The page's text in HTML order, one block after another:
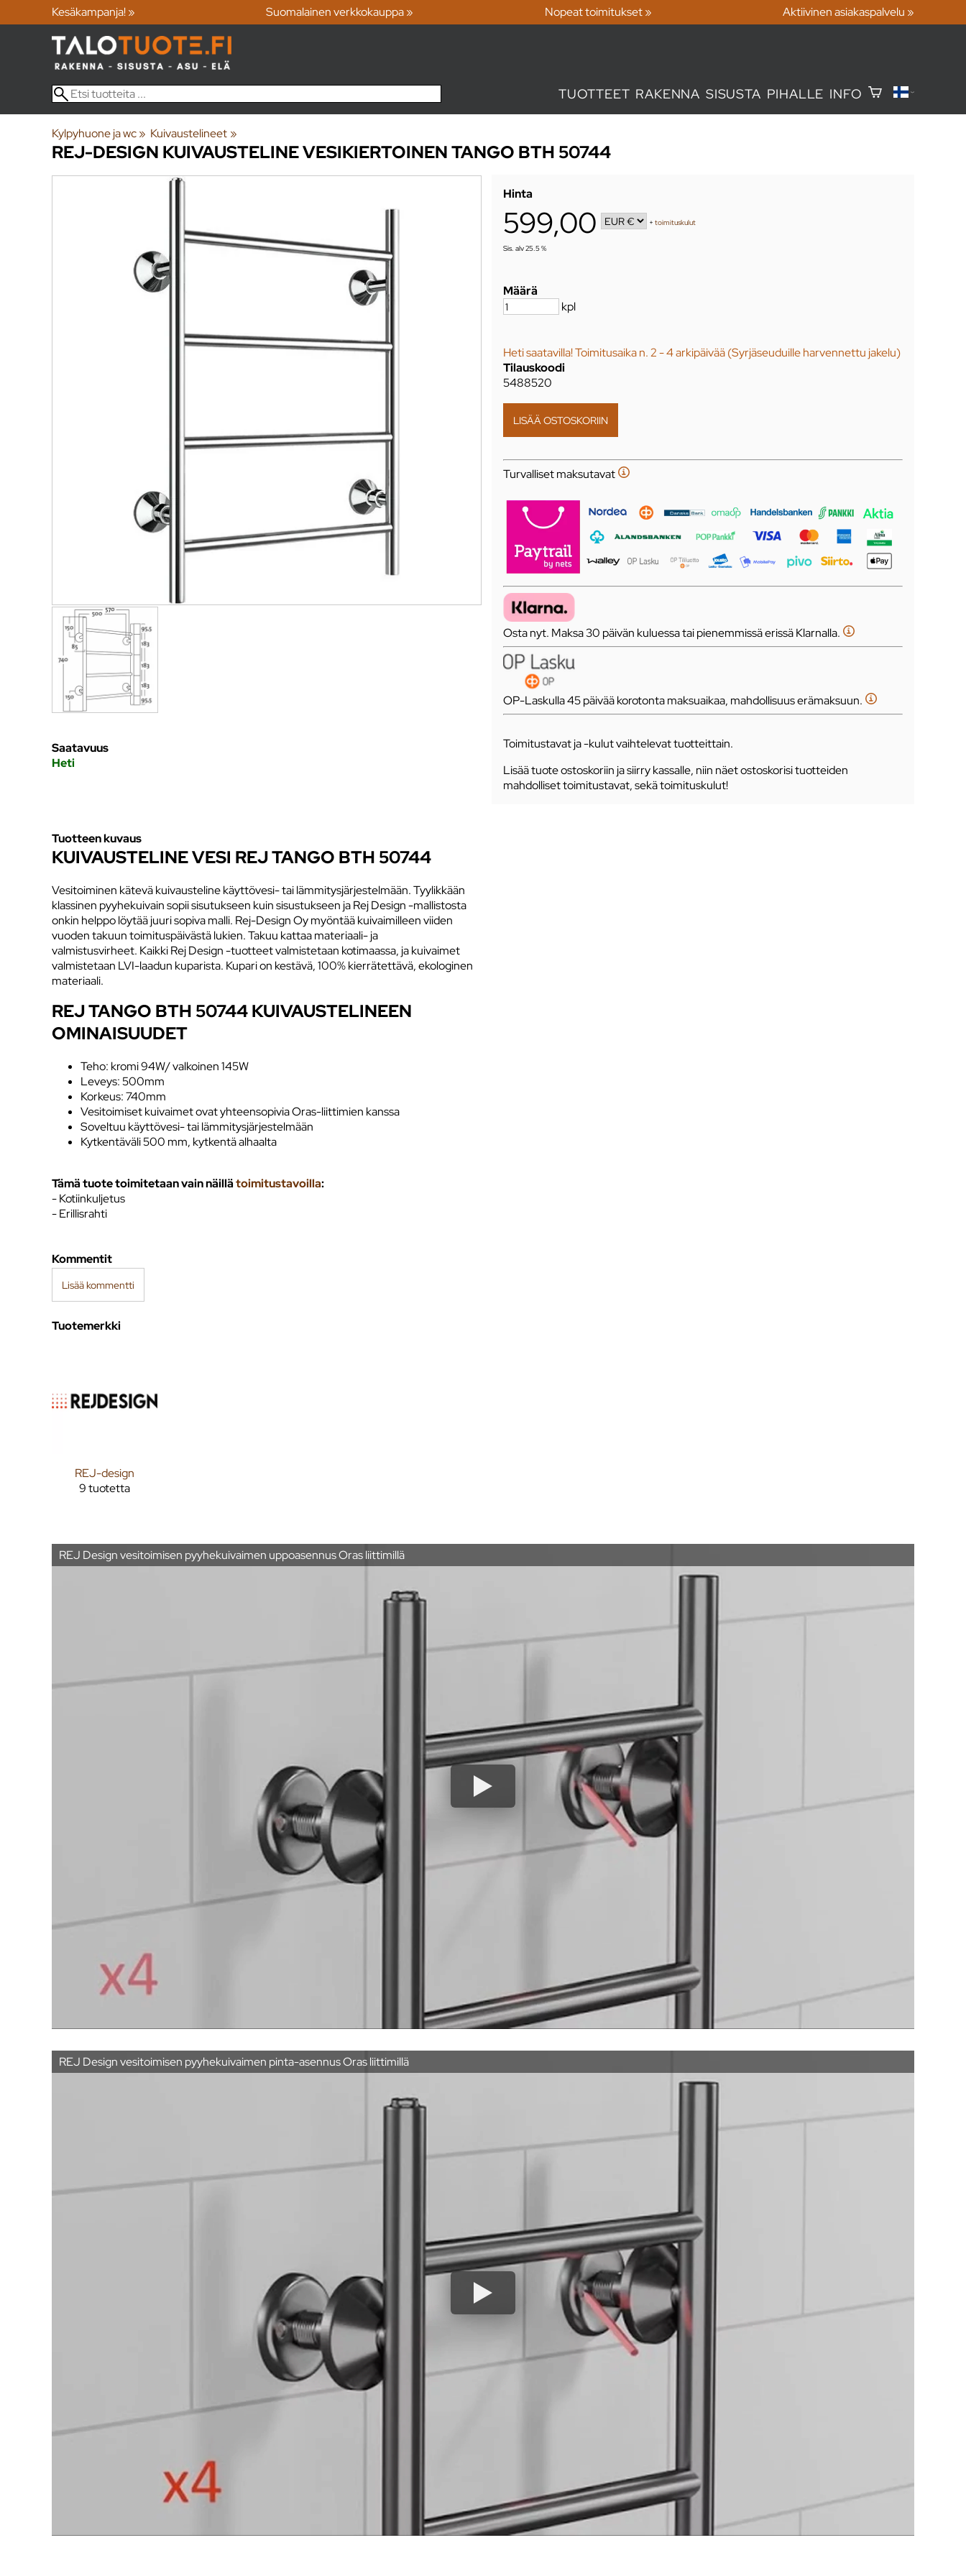
Kesäkampanja! » Suomalainen verkkokauppa » Nopeat toimitukset » Aktiivinen asiakaspalvelu »
TUOTTEET RAKENNA SISUSTA PIHALLE INFO
Kylpyhuone ja wc‪» Kuivaustelineet ‪»
REJ-DESIGN KUIVAUSTELINE VESIKIERTOINEN TANGO BTH 50744
Hinta
599,00 +toimituskulut
Sis. alv 25.5 %
Määrä
kpl
Heti saatavilla! Toimitusaika n. 2 - 4 arkipäivää (Syrjäseuduille harvennettu jakelu)
Tilauskoodi
5488520
Turvalliset maksutavat
Osta nyt. Maksa 30 päivän kuluessa tai pienemmissä erissä Klarnalla.
OP-Laskulla 45 päivää korotonta maksuaikaa, mahdollisuus erämaksuun.
Toimitustavat ja -kulut vaihtelevat tuotteittain.
Lisää tuote ostoskoriin ja siirry kassalle, niin näet ostoskorisi tuotteiden
mahdolliset toimitustavat, sekä toimituskulut!
Saatavuus
Heti
Tuotteen kuvaus
KUIVAUSTELINE VESI REJ TANGO BTH 50744
Vesitoiminen kätevä kuivausteline käyttövesi- tai lämmitysjärjestelmään. Tyylikkään
klassinen pyyhekuivain sopii sisutukseen kuin sisustukseen ja Rej Design -mallistosta
onkin helppo löytää juuri sopiva malli. Rej-Design Oy myöntää kuivaimilleen viiden
vuoden takuun toimituspäivästä lukien. Takuu kattaa materiaali- ja
valmistusvirheet. Kaikki Rej Design -tuotteet valmistetaan kotimaassa, ja kuivaimet
valmistetaan LVI-laadun kuparista. Kupari on kestävä, 100% kierrätettävä, ekologinen
materiaali.
REJ TANGO BTH 50744 KUIVAUSTELINEEN
OMINAISUUDET
Teho: kromi 94W/ valkoinen 145W
Leveys: 500mm
Korkeus: 740mm
Vesitoimiset kuivaimet ovat yhteensopivia Oras-liittimien kanssa
Soveltuu käyttövesi- tai lämmitysjärjestelmään
Kytkentäväli 500 mm, kytkentä alhaalta
Tämä tuote toimitetaan vain näillätoimitustavoilla:
- Kotiinkuljetus
- Erillisrahti
Kommentit
Lisää kommentti
Tuotemerkki
REJ-design
9 tuotetta
REJ Design vesitoimisen pyyhekuivaimen uppoasennus Oras liittimillä
REJ Design vesitoimisen pyyhekuivaimen pinta-asennus Oras liittimillä